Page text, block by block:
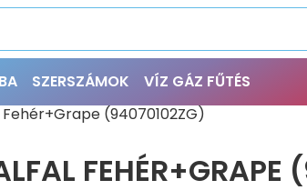
SZERSZÁMOK VÍZ GÁZ FŰTÉS
(94070102ZG)